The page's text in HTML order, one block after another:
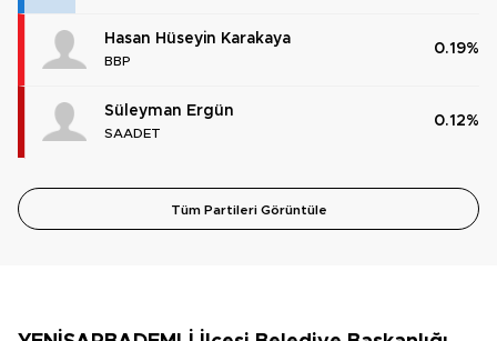
Hasan Hüseyin Karakaya
BBP
0.19%
Süleyman Ergün
SAADET
0.12%
Tüm Partileri Görüntüle